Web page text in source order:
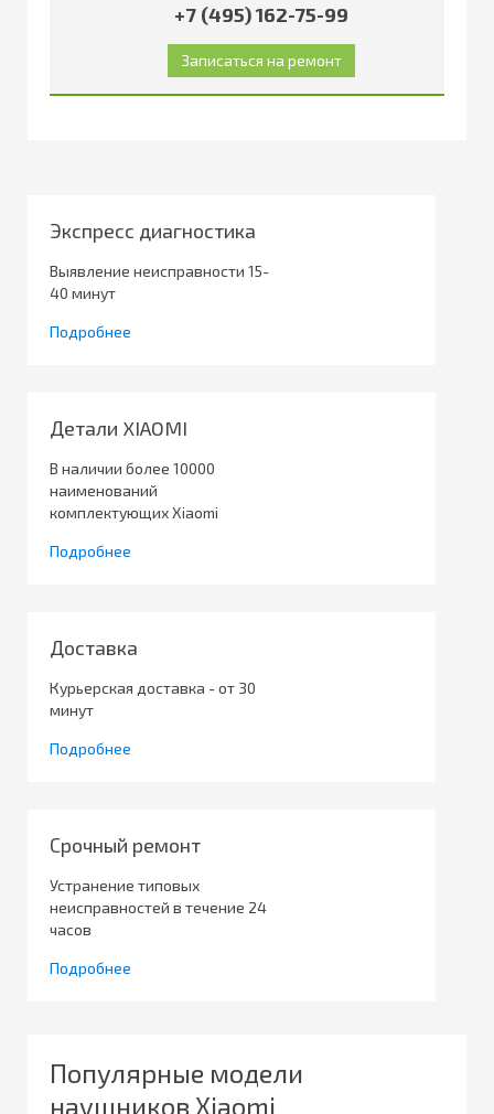
+7 (495) 162-75-99
Экспресс диагностика
Выявление неисправности 15-
40 минут
Подробнее
Детали XIAOMI
В наличии более 10000
наименований
комплектующих Xiaomi
Подробнее
Доставка
Курьерская доставка - от 30
минут
Подробнее
Срочный ремонт
Устранение типовых
неисправностей в течение 24
часов
Подробнее
Популярные модели
наушников Xiaomi